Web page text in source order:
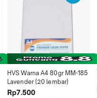
HVS Warna A4 80gr MM-185
Lavender (20 lembar)
Rp7.500